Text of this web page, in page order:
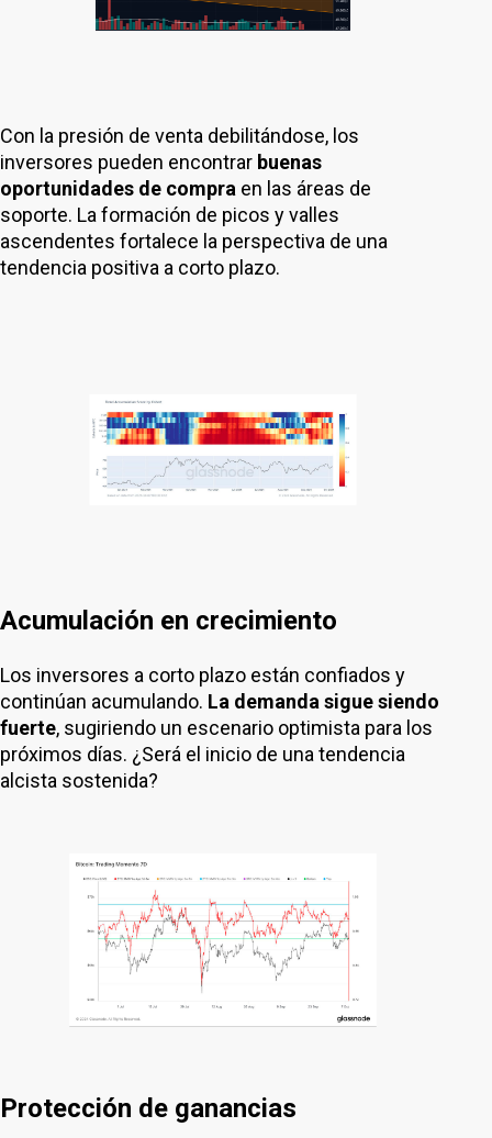
Con la presión de venta debilitándose, los
inversores pueden encontrar buenas
oportunidades de compra en las áreas de
soporte. La formación de picos y valles
ascendentes fortalece la perspectiva de una
tendencia positiva a corto plazo.
Acumulación en crecimiento
Los inversores a corto plazo están confiados y
continúan acumulando. La demanda sigue siendo
fuerte, sugiriendo un escenario optimista para los
próximos días. ¿Será el inicio de una tendencia
alcista sostenida?
Protección de ganancias